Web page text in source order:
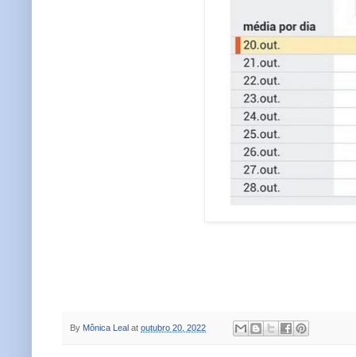
By Mônica Leal at outubro 20, 2022